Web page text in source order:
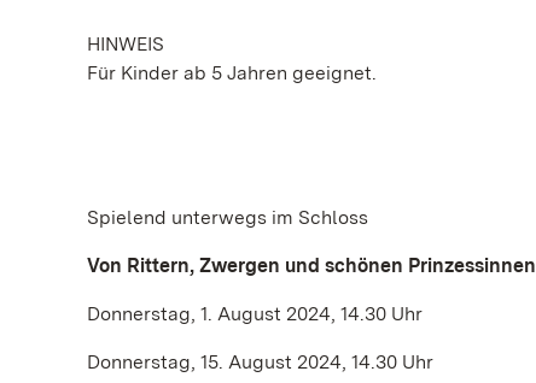
HINWEIS
Für Kinder ab 5 Jahren geeignet.
Spielend unterwegs im Schloss
Von Rittern, Zwergen und schönen Prinzessinnen
Donnerstag, 1. August 2024, 14.30 Uhr
Donnerstag, 15. August 2024, 14.30 Uhr